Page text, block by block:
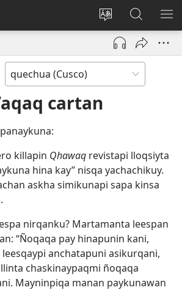
Direccionpi
akllay
Sutiykiwan
jaykuy
(abre
nueva
JW.ORG
nisqapi
maskhay
cartan
killapin Qhawaq revistapi lloqsiyta
hina kay” nisqa yachachikuy.
askha simikunapi sapa kinsa
nirqanku? Martamanta leespan
“Ñoqaqa pay hinapunin kani,
anchatapuni asikurqani,
chaskinaypaqmi ñoqaqa
Mayninpiqa manan paykunawan